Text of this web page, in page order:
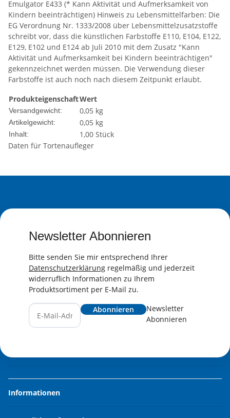
Emulgator E433 (* Kann Aktivität und Aufmerksamkeit von
Kindern beeinträchtigen) Hinweis zu Lebensmittelfarben: Die
EG Verordnung Nr. 1333/2008 über Lebensmittelzusatzstoffe
schreibt vor, dass die künstlichen Farbstoffe E110, E104, E122,
E129, E102 und E124 ab Juli 2010 mit dem Zusatz "Kann
Aktivität und Aufmerksamkeit bei Kindern beeinträchtigen"
gekennzeichnet werden müssen. Die Verwendung dieser
Farbstoffe ist auch noch nach diesem Zeitpunkt erlaubt.
ProdukteigenschaftWert
Versandgewicht: 0,05 kg
Artikelgewicht: 0,05 kg
Inhalt:
1,00 Stück
Daten für Tortenaufleger
Newsletter Abonnieren
Bitte senden Sie mir entsprechend Ihrer
Datenschutzerklärung regelmäßig und jederzeit
widerruflich Informationen zu Ihrem
Produktsortiment per E-Mail zu.
Abonnieren
Newsletter
Abonnieren
Informationen